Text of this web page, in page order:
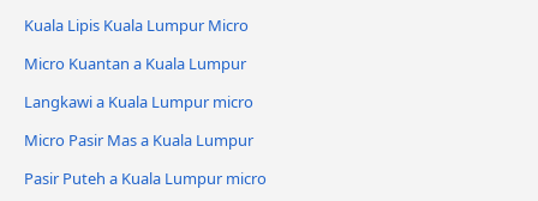
Kuala Lipis Kuala Lumpur Micro
Micro Kuantan a Kuala Lumpur
Langkawi a Kuala Lumpur micro
Micro Pasir Mas a Kuala Lumpur
Pasir Puteh a Kuala Lumpur micro